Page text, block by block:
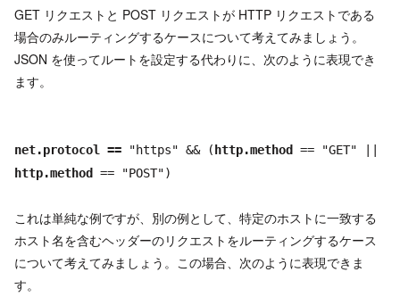
GET リクエストと POST リクエストが HTTP リクエストである
場合のみルーティングするケースについて考えてみましょう。
JSON を使ってルートを設定する代わりに、次のように表現でき
ます。
net.protocol == "https" && ( http.method
== "GET" ||
http.method
== "POST")
これは単純な例ですが、別の例として、特定のホストに一致する
ホスト名を含むヘッダーのリクエストをルーティングするケース
について考えてみましょう。この場合、次のように表現できま
す。